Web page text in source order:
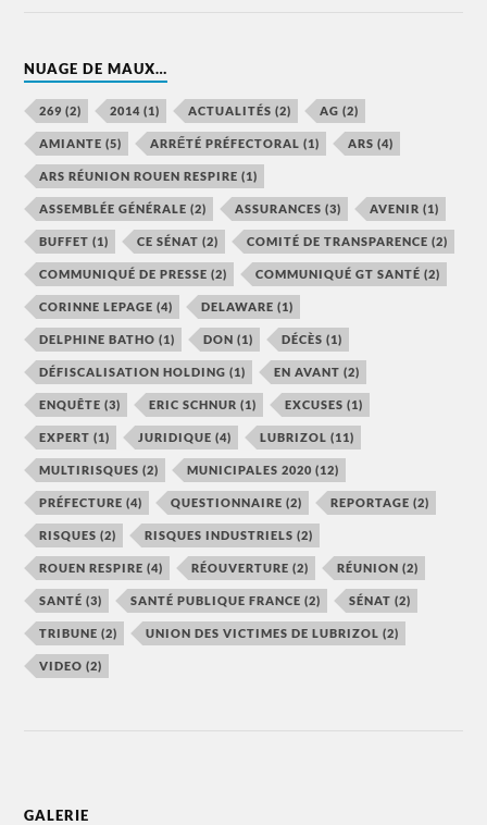
NUAGE DE MAUX…
269 (2) 2014 (1) ACTUALITÉS (2) AG (2)
AMIANTE (5) ARRẾTÉ PRÉFECTORAL (1) ARS (4)
ARS RÉUNION ROUEN RESPIRE (1)
ASSEMBLÉE GÉNÉRALE (2) ASSURANCES (3) AVENIR (1)
BUFFET (1) CE SÉNAT (2) COMITÉ DE TRANSPARENCE (2)
COMMUNIQUÉ DE PRESSE (2) COMMUNIQUÉ GT SANTÉ (2)
CORINNE LEPAGE (4) DELAWARE (1)
DELPHINE BATHO (1) DON (1) DÉCÈS (1)
DÉFISCALISATION HOLDING (1) EN AVANT (2)
ENQUÊTE (3) ERIC SCHNUR (1) EXCUSES (1)
EXPERT (1) JURIDIQUE (4) LUBRIZOL (11)
MULTIRISQUES (2) MUNICIPALES 2020 (12)
PRÉFECTURE (4) QUESTIONNAIRE (2) REPORTAGE (2)
RISQUES (2) RISQUES INDUSTRIELS (2)
ROUEN RESPIRE (4) RÉOUVERTURE (2) RÉUNION (2)
SANTÉ (3) SANTÉ PUBLIQUE FRANCE (2) SÉNAT (2)
TRIBUNE (2) UNION DES VICTIMES DE LUBRIZOL (2)
VIDEO (2)
GALERIE